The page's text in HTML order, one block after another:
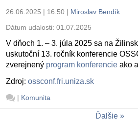
26.06.2025 | 16:50 | Miroslav Bendík
Dátum udalosti: 01.07.2025
V dňoch 1. – 3. júla 2025 sa na
uskutoční 13. ročník konferencie
zverejnený program konferencie ako
Zdroj: ossconf.fri.uniza.sk
| Komunita
Ďalšie